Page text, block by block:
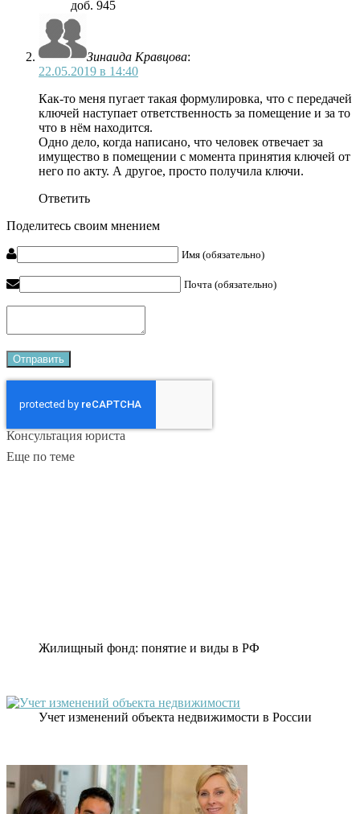
доб. 945
Зинаида Кравцова:
22.05.2019 в 14:40
Как-то меня пугает такая формулировка, что с передачей
ключей наступает ответственность за помещение и за то
что в нём находится.
Одно дело, когда написано, что человек отвечает за
имущество в помещении с момента принятия ключей от
него по акту. А другое, просто получила ключи.
Ответить
Поделитесь своим мнением
Имя (обязательно)
Почта (обязательно)
Консультация юриста
Еще по теме
Жилищный фонд: понятие и виды в РФ
Учет изменений объекта недвижимости в России